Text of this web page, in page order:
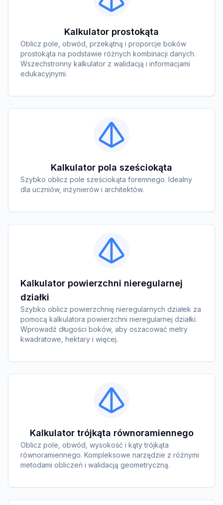
Kalkulator prostokąta
Oblicz pole, obwód, przekątną i proporcje boków
prostokąta na podstawie różnych kombinacji danych.
Wszechstronny kalkulator z walidacją i informacjami
edukacyjnymi.
Kalkulator pola sześciokąta
Szybko oblicz pole sześciokąta foremnego. Idealny
dla uczniów, inżynierów i architektów.
Kalkulator powierzchni nieregularnej
działki
Szybko oblicz powierzchnię nieregularnych działek za
pomocą kalkulatora powierzchni nieregularnej działki.
Wprowadź długości boków, aby oszacować metry
kwadratowe, hektary i więcej.
Kalkulator trójkąta równoramiennego
Oblicz pole, obwód, wysokość i kąty trójkąta
równoramiennego. Kompleksowe narzędzie z różnymi
metodami obliczeń i walidacją geometryczną.